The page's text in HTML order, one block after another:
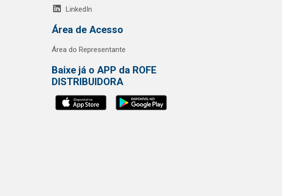
LinkedIn
Área de Acesso
Área do Representante
Baixe já o APP da ROFE
DISTRIBUIDORA